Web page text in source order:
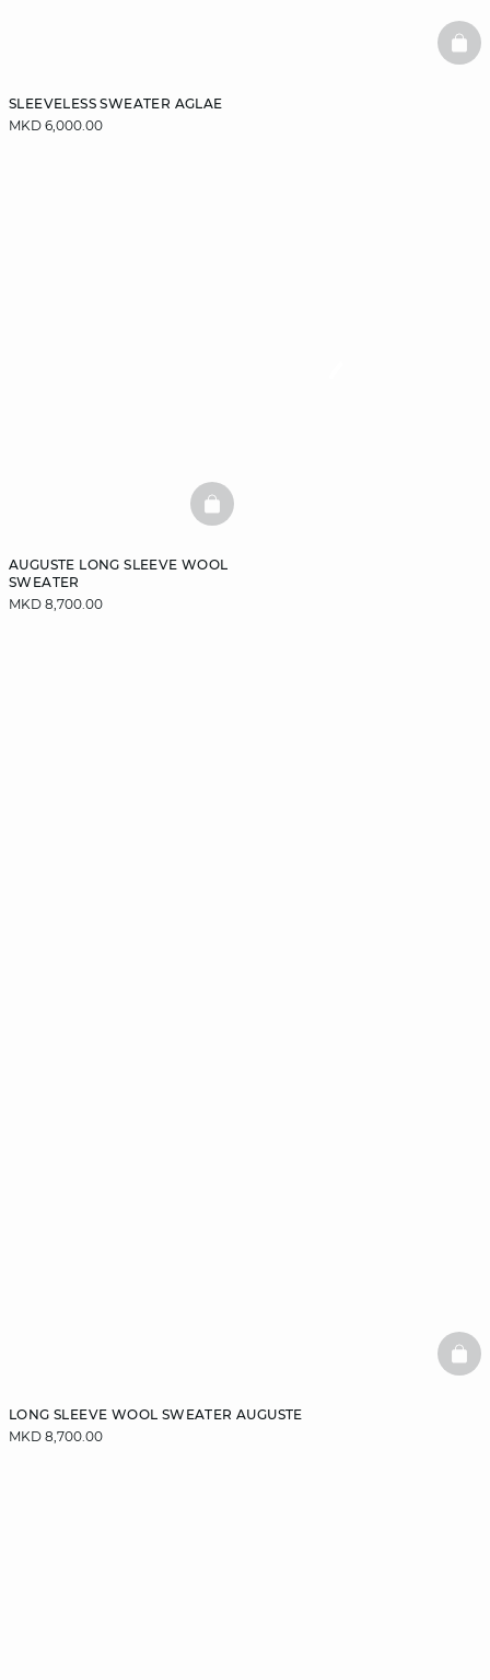
SLEEVELESS SWEATER AGLAE
MKD 6,000.00
AUGUSTE LONG SLEEVE WOOL
SWEATER
MKD 8,700.00
BASKETFULL
LONG SLEEVE WOOL SWEATER AUGUSTE
MKD 8,700.00